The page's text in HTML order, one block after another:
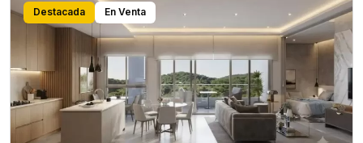
Destacada En Venta